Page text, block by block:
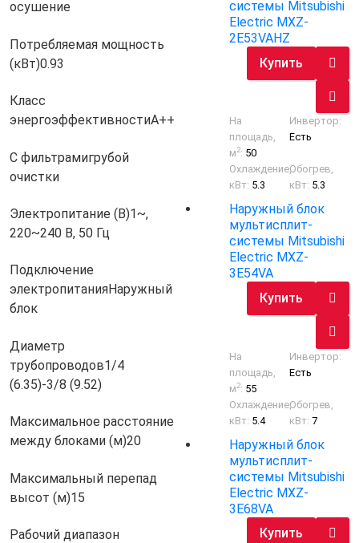
осушение
Потребляемая мощность
(кВт)0.93
Класс
энергоэффективностиA++
С фильтрамигрубой
очистки
Электропитание (В)1~,
220~240 В, 50 Гц
Подключение
электропитанияНаружный
блок
Диаметр
трубопроводов1/4
(6.35)-3/8 (9.52)
Максимальное расстояние
между блоками (м)20
Максимальный перепад
высот (м)15
Рабочий диапазон
системы Mitsubishi
Electric MXZ-
2E53VAHZ
Купить
На
площадь,
м2: 50
Инвертор:
Есть
Охлаждение,
кВт: 5.3
Обогрев,
кВт: 5.3
Наружный блок
мультисплит-
системы Mitsubishi
Electric MXZ-
3E54VA
Купить
На
площадь,
м2: 55
Инвертор:
Есть
Охлаждение,
кВт: 5.4
Обогрев,
кВт:7
Наружный блок
мультисплит-
системы Mitsubishi
Electric MXZ-
3E68VA
Купить